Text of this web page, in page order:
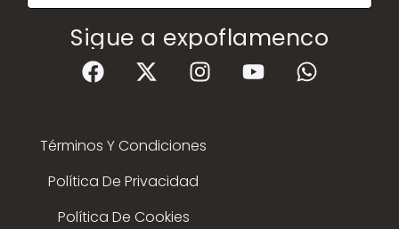
Sigue a expoflamenco
Términos Y Condiciones
Política De Privacidad
Política De Cookies